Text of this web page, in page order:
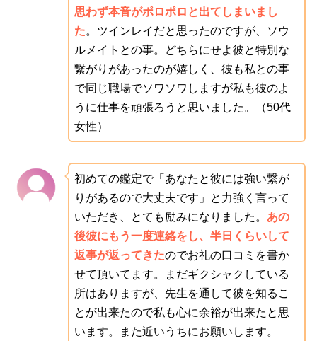
思わず本音がポロポロと出てしまいまし
た。ツインレイだと思ったのですが、ソウ
ルメイトとの事。どちらにせよ彼と特別な
繋がりがあったのが嬉しく、彼も私との事
で同じ職場でソワソワしますが私も彼のよ
うに仕事を頑張ろうと思いました。（50代
女性）
初めての鑑定で「あなたと彼には強い繋が
りがあるので大丈夫です」と力強く言って
いただき、とても励みになりました。 あの
後彼にもう一度連絡をし、半日くらいして
返事が返ってきたのでお礼の口コミを書か
せて頂いてます。まだギクシャクしている
所はありますが、先生を通して彼を知るこ
とが出来たので私も心に余裕が出来たと思
います。また近いうちにお願いします。